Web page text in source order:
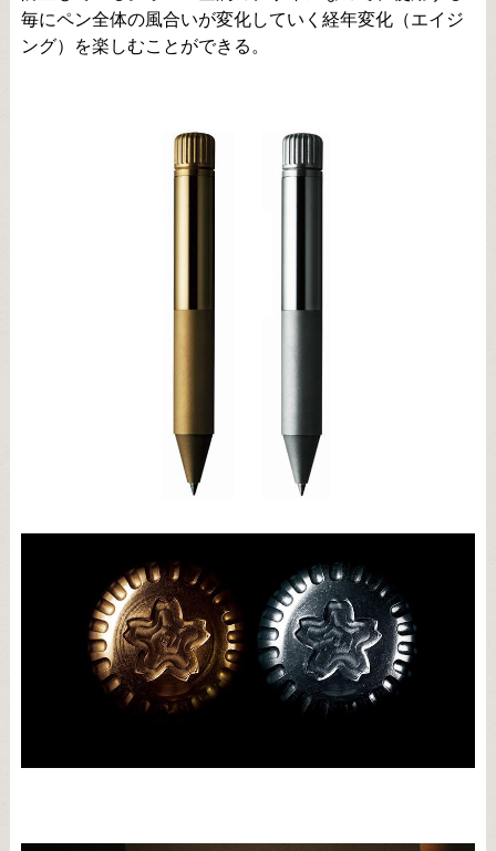
毎にペン全体の風合いが変化していく経年変化（エイジ
ング）を楽しむことができる。